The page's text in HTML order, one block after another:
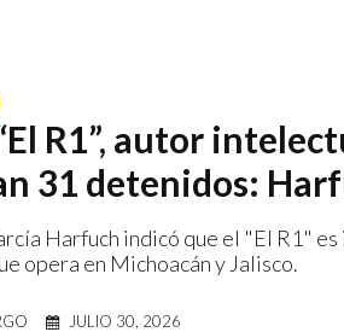
R1”, autor
31 detenidos:
Harfuch indicó que el "El R1"
opera en Michoacán y Jalisco.
JULIO 30, 2026